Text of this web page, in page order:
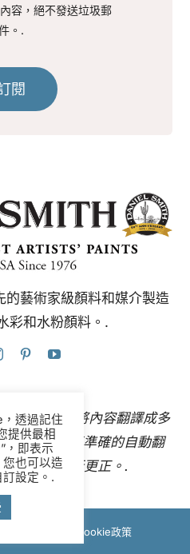
容，絕不發送垃圾郵
。.
閱
藝術家級顏料和媒介製造
彩和水粉顏料。.
可即時自動將內容翻譯成多
發現任何不準確的自動翻
便我們進行更正。.
Cookie政策
透過記住
提供最相
，即表示
也可以造
設定。.